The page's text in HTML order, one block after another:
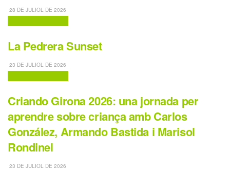
28 DE JULIOL DE 2026
La Pedrera Sunset
23 DE JULIOL DE 2026
Criando Girona 2026: una jornada per
aprendre sobre criança amb Carlos
González, Armando Bastida i Marisol
Rondinel
23 DE JULIOL DE 2026